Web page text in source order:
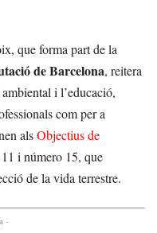
que forma part de la
de Barcelona, reitera
i l’educació,
com per a
alsObjectius de
i número 15, que
de la vida terrestre.
-